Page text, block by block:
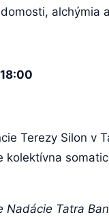
Terezy Silon v
Tatra